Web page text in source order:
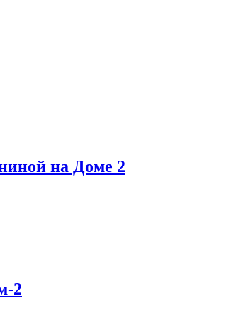
на Доме 2
2